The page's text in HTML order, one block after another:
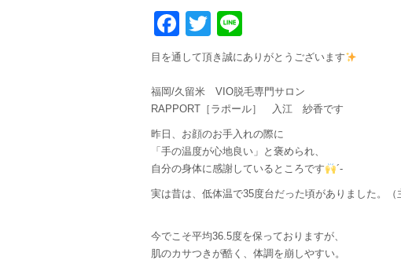
Facebook
Twitter
⁡目を通して頂き誠にありがとうございます
福岡/久留米 VIO脱毛専門サロン
RAPPORT［ラポール］ 入江 紗香です
昨日、お顔のお手入れの際に
「手の温度が心地良い」と褒められ、
自分の身体に感謝しているところです
´-
実は昔は、低体温で35度台だった頃がありました。（
今でこそ平均36.5度を保っておりますが、
肌のカサつきが酷く、体調を崩しやすい。